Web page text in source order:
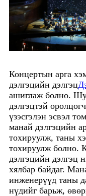
Концертын арга
дэлгэцийн дэлгэц
ашиглаж болно.
дэлгэцтэй
үзэсгэлэн эсвэл
манай дэлгэцийн
тохируулж, таны
тохируулж болно.
дэлгэцийн дэлгэц
хялбар байдаг.
инженерүүд таны
нүдийг барьж,